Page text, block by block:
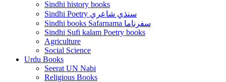
Sindhi history books
Sindhi Poetry سنڌي شاعري
Sindhi books Safarnama سفرناما
Sindhi Sufi kalam Poetry books
Agriculture
Social Science
Urdu Books
Seerat UN Nabi
Religious Books